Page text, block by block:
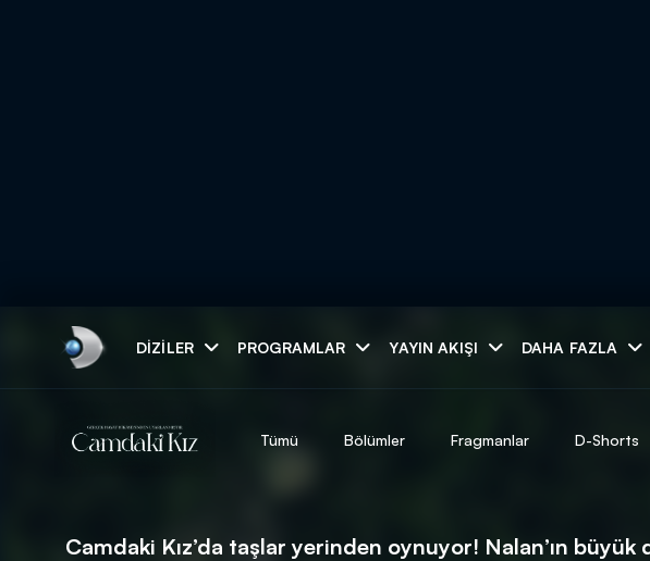
DIZILER PROGRAMLAR YAYIN AKIŞI DAHA FAZLA
Tümü Bölümler Fragmanlar D-Shorts
Camdaki Kız’da taşlar yerinden oynuyor! Nalan’ın büyük